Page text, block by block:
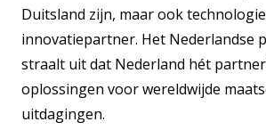
Duitsland zijn, maar ook
innovatiepartner. Het Nederlandse
straalt uit dat Nederland hét
oplossingen voor wereldwijde
uitdagingen.